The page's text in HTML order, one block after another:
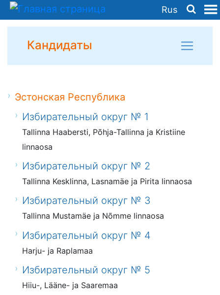
Rus
Кандидаты
Эстонская Республика
Избирательный округ № 1
Tallinna Haabersti, Põhja-Tallinna ja Kristiine
linnaosa
Избирательный округ № 2
Tallinna Kesklinna, Lasnamäe ja Pirita linnaosa
Избирательный округ № 3
Tallinna Mustamäe ja Nõmme linnaosa
Избирательный округ № 4
Harju- ja Raplamaa
Избирательный округ № 5
Hiiu-, Lääne- ja Saaremaa